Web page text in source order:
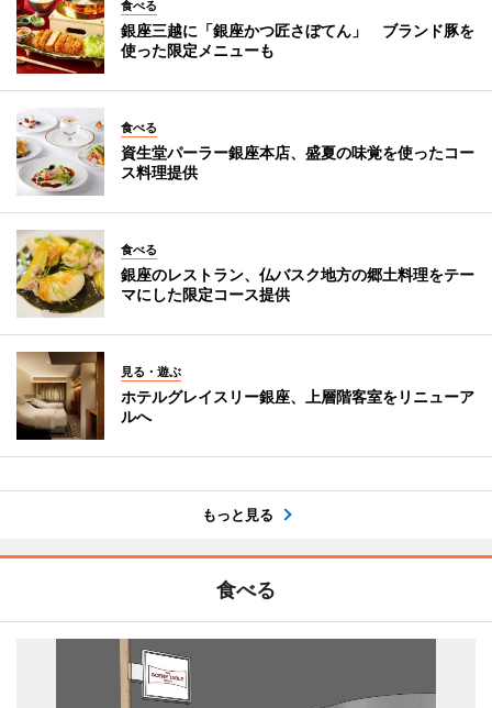
食べる
銀座三越に「銀座かつ匠さぼてん」 ブランド豚を
使った限定メニューも
食べる
資生堂パーラー銀座本店、盛夏の味覚を使ったコー
ス料理提供
食べる
銀座のレストラン、仏バスク地方の郷土料理をテー
マにした限定コース提供
見る・遊ぶ
ホテルグレイスリー銀座、上層階客室をリニューア
ルへ
もっと見る
食べる